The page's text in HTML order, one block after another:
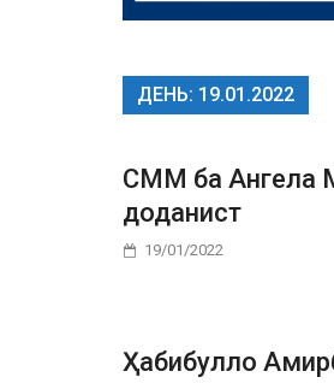
ДЕНЬ: 19.01.2022
СММ ба Ангела
доданист
19/01/2022
Ҳабибулло